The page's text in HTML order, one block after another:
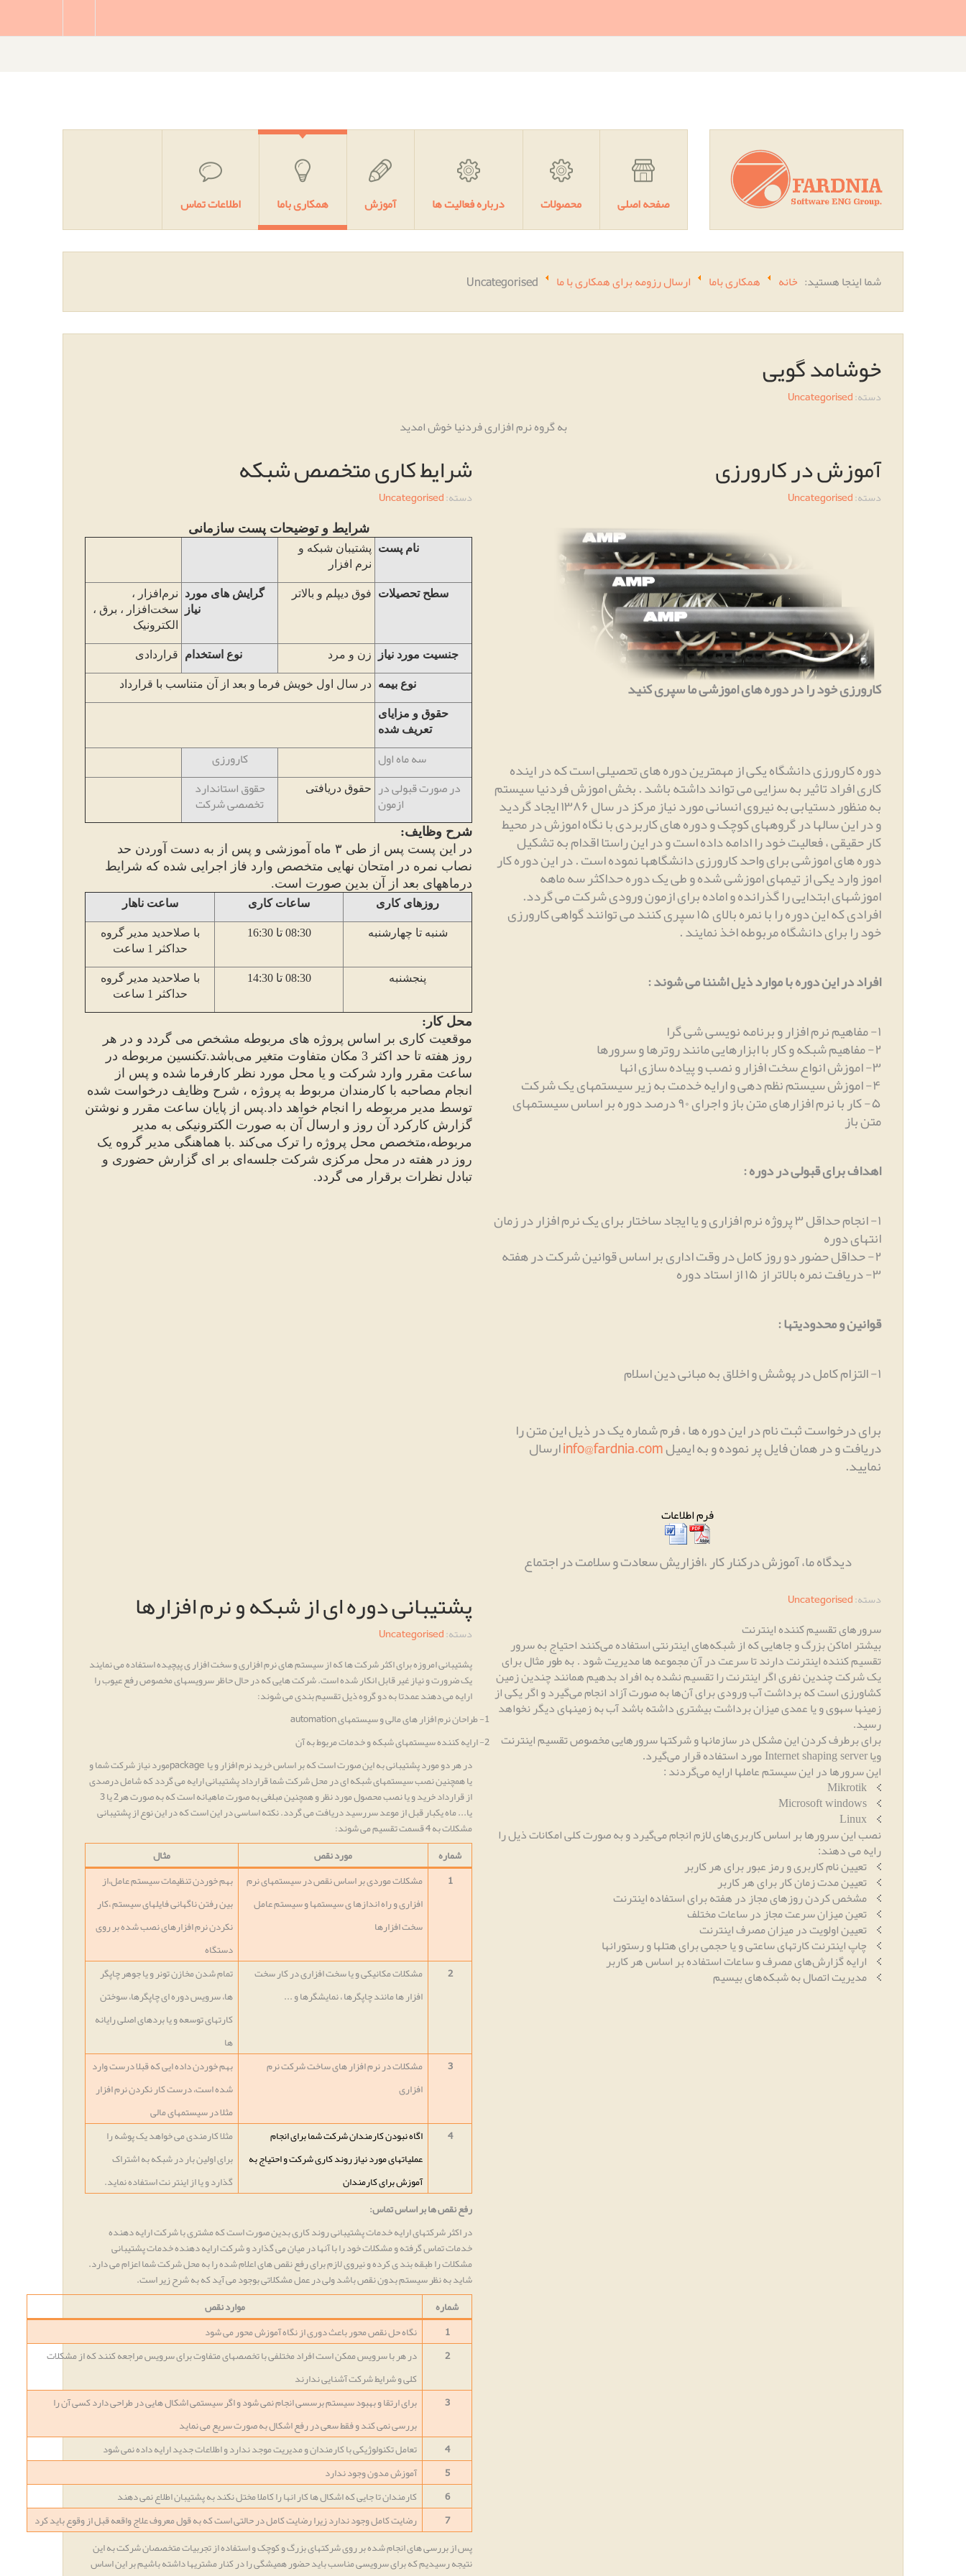
صفحه اصلی محصولات درباره فعالیت ها آموزش همکاری باما اطلاعات تماس
شما اینجا هستید: خانه همکاری باما ارسال رزومه برای همکاری با ما Uncategorised
خوشامد گویی
دسته:Uncategorised
به گروه نرم افزاری فردنیا خوش امدید
آموزش در کارورزی
دسته:Uncategorised
کارورزی خود را در دوره های اموزشی ما سپری کنید
دوره کارورزی دانشگاه یکی از مهمترین دوره های تحصیلی است که در اینده
کاری افراد تاثیر به سزایی می تواند داشته باشد.بخش اموزش فردنیا سیستم
به منظور دستیابی به نیروی انسانی مورد نیاز مرکز در سال ۱۳۸۶ ایجاد گردید
و در این سالها در گروههای کوچک و دوره های کاربردی با نگاه اموزش در محیط
کار حقیقی ، فعالیت خود را ادامه داده است و در این راستا اقدام به تشکیل
دوره های اموزشی برای واحد کارورزی دانشگاهها نموده است.در این دوره کار
اموز وارد یکی از تیمهای اموزشی شده و طی یک دوره حداکثر سه ماهه
اموزشهای ابتدایی را گذرانده و اماده برای ازمون ورودی شرکت می گردد.
افرادی که این دوره را با نمره بالای ۱۵ سپری کنند می توانند گواهی کارورزی
خود را برای دانشگاه مربوطه اخذ نمایند.
افراد در این دوره با موارد ذیل اشننا می شوند:
۱-مفاهیم نرم افزار و برنامه نویسی شی گرا
۲-مفاهیم شبکه و کار با ابزارهایی مانند روترها و سرورها
۳-اموزش انواع سخت افزار و نصب و پیاده سازی انها
۴-اموزش سیستم نظم دهی و ارایه خدمت به زیر سیستمهای یک شرکت
۵- کار با نرم افزارهای متن باز و اجرای ۹۰ درصد دوره بر اساس سیستمهای
متن باز
اهداف برای قبولی در دوره:
۱- انجام حداقل ۳ پروژه نرم افزاری و یا ایجاد ساختار برای یک نرم افزار در زمان
انتهای دوره
۲-حداقل حضور دو روز کامل در وقت اداری بر اساس قوانین شرکت در هفته
۳-دریافت نمره بالاتر از ۱۵ از استاد دوره
قوانین و محدودیتها:
۱-التزام کامل در پوشش و اخلاق به مبانی دین اسلام
برای درخواست ثبت نام در این دوره ها ، فرم شماره یک در ذیل این متن را
دریافت و در همان فایل پر نموده و به ایمیلinfo@fardnia.comارسال
نمایید.
فرم اطلاعات
دیدگاه ما، آموزش درکنار کار ،افزاریش سعادت و سلامت در اجتماع
شرایط کاری متخصص شبکه
دسته:Uncategorised
شرایط و توضیحات پست سازمانی
نام پست
پشتیبان شبکه و
نرم افزار
سطح تحصیلات فوق دیپلم و بالاتر
گرایش های مورد
نیاز
نرم‌افزار ،
سخت‌افزار ، برق ،
الکترونیک
جنسیت مورد نیاز زن و مرد نوع استخدام قراردادی
نوع بیمه در سال اول خویش فرما و بعد از آن متناسب با قرارداد
حقوق و مزایای
تعریف شده
سه ماه اول
کارورزی
در صورت قبولی در
ازمون
حقوق دریافتی حقوق استاندارد
تخصصی شرکت
شرح وظایف:
در این پست پس از طی ۳ ماه آموزشی و پس از به دست آوردن حد
نصاب نمره در امتحان نهایی متخصص وارد فاز اجرایی شده که شرایط
درماههای بعد از آن بدین صورت است.
روزهای کاری ساعات کاری ساعت ناهار
شنبه تا چهارشنبه 08:30 تا16:30
با صلاحدید مدیر گروه
حداکثر
1 ساعت
پنجشنبه 08:30 تا14:30
با صلاحدید مدیر گروه
حداکثر
1 ساعت
محل کار :
موقعیت کاری بر اساس پروژه های مربوطه مشخص می گردد و در هر
روز هفته تا حد اکثر 3 مکان متفاوت متغیر می‌باشد.تکنسین مربوطه در
ساعت مقرر وارد شرکت و یا محل مورد نظر کارفرما شده و پس از
انجام مصاحبه با کارمندان مربوط به پروژه ، شرح وظایف درخواست شده
توسط مدیر مربوطه را انجام خواهد داد.پس از پایان ساعت مقرر و نوشتن
گزارش کارکرد آن روز و ارسال آن به صورت الکترونیکی به مدیر
مربوطه،متخصص محل پروژه را ترک می‌کند .با هماهنگی مدیر گروه یک
روز در هفته در محل مرکزی شرکت جلسه‌ای بر ای گزارش حضوری و
تبادل نظرات برقرار می گردد.
دسته:Uncategorised
سرورهای تقسیم کننده اینترنت
بیشتر اماکن بزرگ و جاهایی که از شبکه‌های اینترنتی استفاده می‌کنند احتیاج به سرور
تقسیم کننده اینترنت دارند تا سرعت در آن مجموعه ها مدیریت شود . به طور مثال برای
یک شرکت چندین نفری اگر اینترنت را تقسیم نشده به افراد بدهیم همانند چندین زمین
کشاورزی است که برداشت آب ورودی برای آن‌ها به صورت آزاد انجام می‌گیرد و اگر یکی از
زمینها سهوی و یا عمدی میزان برداشت بیشتری داشته باشد آب به زمینهای دیگر نخواهد
رسید.
برای برطرف کردن این مشکل در سازمانها و شرکتها سرورهایی مخصوص تقسیم اینترنت
ویا Internet shaping server مورد استفاده قرار می‌گیرد.
این سرورها در این سیستم عاملها ارایه می‌گردند :
Mikrotik
Microsoft windows
Linux
نصب این سرورها بر اساس کاربری‌های لازم انجام می‌گیرد و به صورت کلی امکانات ذیل را
رایه می دهند:
تعیین نام کاربری و رمز عبور برای هر کاربر
تعیین مدت زمان کار برای هر کاربر
مشخص کردن روزهای مجاز در هفته برای استفاده اینترنت
تعین میزان سرعت مجاز در ساعات مختلف
تعیین اولویت در میزان مصرف اینترنت
چاپ اینترنت کارتهای ساعتی و یا حجمی برای هتلها و رستورانها
ارایه گزارش‌های مصرف و ساعات استفاده بر اساس هر کاربر
مدیریت اتصال به شبکه‌های بیسیم
پشتیبانی دوره ای از شبکه و نرم افزارها
دسته:Uncategorised
پشتیبانی امروزه برای اکثر شرکت ها که از سیستم های نرم افزاری و سخت افزار ی پیچیده استفاده می نمایند
یک ضرورت و نیاز غیر قابل انکار شده است. شرکت هایی که در حال حاظر سرویسهای مخصوص رفع عیوب را
ارایه می دهند عمدتا به دو گروه ذیل تقسیم بندی می شوند:
1- طراحان نرم افزار های مالی و سیستمهایautomation
2- ارایه کننده سیستمهای شبکه و خدمات مربوط به آن
در هر دو مورد پشتیبانی به این صورت است که بر اساس خرید نرم افزار و یاpackageمورد نیاز شرکت شما و
یا همچنین نصب سیستمهای شبکه ای در محل شرکت شما قرارداد پشتیبانی ارایه می گردد که شامل درصدی
از قرارداد خرید و یا نصب محصول مورد نظر و همچنین مبلغی به صورت ماهیانه است که به صورت هر2 یا 3
یا... ماه یکبار قبل از موعد سررسید دریافت می گردد. نکته اساسی در این است که در این نوع از پشتیبانی
مشکلات به 4 قسمت تقسیم می شوند:
شماره
مورد نقص
مثال
1
مشکلات موردی بر اساس نقص در سیستمهای نرم
افزاری و راه اندازها ی سیستمها و سیستم عامل
سخت افزارها
بهم خوردن تنظیمات سیستم عامل،از
بین رفتن ناگهانی فایلهای سیستم ،کار
نکردن نرم افزارهای نصب شده بر روی
دستگاه
2
مشکلات مکانیکی و یا سخت افزاری در کار سخت
افزار ها مانند چاپگرها ، نمایشگرها و ...
تمام شدن مخازن تونر و یا جوهر چاپگر
ها، سرویس دوره ای چاپگرها، سوختن
کارتهای توسعه و یا بردهای اصلی رایانه
ها
3
مشکلات در نرم افزار های ساخت شرکت نرم
افزاری
بهم خوردن داده ایی که قبلا درست وارد
شده است، درست کار نکردن نرم افزار
مثلا در سیستمهای مالی
4
اگاه نبودن کارمندان شرکت شما برای انجام
عملیاتهای مورد نیاز روند کاری شرکت و احتیاج به
آموزش برای کارمندان
مثلا کارمندی می خواهد یک پوشه را
برای اولین بار در شبکه به اشتراک
گذارد و یا از اینتر نت استفاده نماید.
رفع نقص ها بر اساس تماس:
در اکثر شرکتهای ارایه خدمات پشتیبانی روند کاری بدین صورت است که مشتری با شرکت ارایه دهنده
خدمات تماس گرفته و مشکلات خود را با آنها در میان می گذارد و شرکت ارایه دهنده خدمات پشتیبانی
مشکلات را طبقه بند ی کرده و نیروی لازم برای رفع نقص های اعلام شده را به محل شرکت شما اعزام می دارد.
شاید به نظر سیستم بدون نقص باشد ولی در عمل مشکلاتی بوجود می آید که به شرح زیر است.
شماره
موارد نقص
1
نگاه حل نقص محور باعث دوری از نگاه آموزش محور می شود
2
در هر با سرویس ممکن است افراد مختلفی با تخصصهای متفاوت برای سرویس مراجعه کنند که از مشکلات
کلی و شرایط شرکت آشنایی ندارند
3
برای ارتقا و بهبود سیستم برسسی انجام نمی شود و اگر سیستمی اشکال هایی در طراحی دارد کسی آن را
بررسی نمی کند و فقط سعی در رفع اشکال به صورت سریع می نماید
4
تعامل تکنولوژیکی با کارمندان و مدیریت موجد ندارد و اطلاعات جدید ارایه داده نمی شود
5
آموزش مدون وجود ندارد
6
کارمندان تا جایی که اشکال ها کار انها را کاملا مختل نکند به پشتیبان اطلاع نمی دهند
7
رضایت کامل وجود ندارد زیرا رضایت کامل در حالتی است که به قول معروف علاج واقعه قبل از وقوع باید کرد
پس از بررسی های انجام شده بر روی شرکتهای بزرگ و کوچک و استفاده از تجربیات متخصصان شرکت به این
نتیجه رسیدیم که برای سرویسی مناسب باید حضور همیشگی را در کنار مشتریها داشته باشیم بر این اساس